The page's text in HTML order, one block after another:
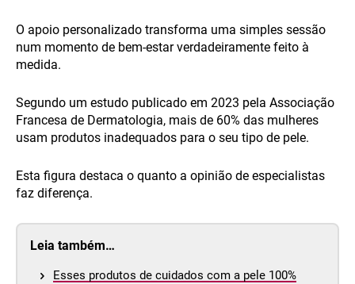
O apoio personalizado transforma uma simples sessão
num momento de bem-estar verdadeiramente feito à
medida.
Segundo um estudo publicado em 2023 pela Associação
Francesa de Dermatologia, mais de 60% das mulheres
usam produtos inadequados para o seu tipo de pele.
Esta figura destaca o quanto a opinião de especialistas
faz diferença.
Leia também…
Esses produtos de cuidados com a pele 100%